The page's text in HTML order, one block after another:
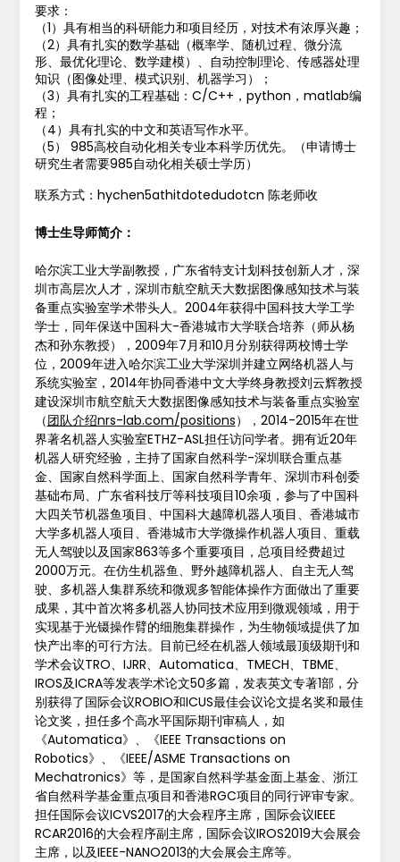
要求：
（1）具有相当的科研能力和项目经历，对技术有浓厚兴趣；
（2）具有扎实的数学基础（概率学、随机过程、微分流
形、最优化理论、数学建模）、自动控制理论、传感器处理
知识（图像处理、模式识别、机器学习）；
（3）具有扎实的工程基础：C/C++，python，matlab编
程；
（4）具有扎实的中文和英语写作水平。
（5） 985高校自动化相关专业本科学历优先。（申请博士
研究生者需要985自动化相关硕士学历）
联系方式：hychen5athitdotedudotcn 陈老师收
博士生导师简介：
哈尔滨工业大学副教授，广东省特支计划科技创新人才，深
圳市高层次人才，深圳市航空航天大数据图像感知技术与装
备重点实验室学术带头人。2004年获得中国科技大学工学
学士，同年保送中国科大-香港城市大学联合培养（师从杨
杰和孙东教授），2009年7月和10月分别获得两校博士学
位，2009年进入哈尔滨工业大学深圳并建立网络机器人与
系统实验室，2014年协同香港中文大学终身教授刘云辉教授
建设深圳市航空航天大数据图像感知技术与装备重点实验室
（团队介绍nrs-lab.com/positions），2014-2015年在世
界著名机器人实验室ETHZ-ASL担任访问学者。拥有近20年
机器人研究经验，主持了国家自然科学-深圳联合重点基
金、国家自然科学面上、国家自然科学青年、深圳市科创委
基础布局、广东省科技厅等科技项目10余项，参与了中国科
大四关节机器鱼项目、中国科大越障机器人项目、香港城市
大学多机器人项目、香港城市大学微操作机器人项目、重载
无人驾驶以及国家863等多个重要项目，总项目经费超过
2000万元。在仿生机器鱼、野外越障机器人、自主无人驾
驶、多机器人集群系统和微观多智能体操作方面做出了重要
成果，其中首次将多机器人协同技术应用到微观领域，用于
实现基于光镊操作臂的细胞集群操作，为生物领域提供了加
快产出率的可行方法。目前已经在机器人领域最顶级期刊和
学术会议TRO、IJRR、Automatica、TMECH、TBME、
IROS及ICRA等发表学术论文50多篇，发表英文专著1部，分
别获得了国际会议ROBIO和ICUS最佳会议论文提名奖和最佳
论文奖，担任多个高水平国际期刊审稿人，如
《Automatica》、《IEEE Transactions on
Robotics》、《IEEE/ASME Transactions on
Mechatronics》等，是国家自然科学基金面上基金、浙江
省自然科学基金重点项目和香港RGC项目的同行评审专家。
担任国际会议ICVS2017的大会程序主席，国际会议IEEE
RCAR2016的大会程序副主席，国际会议IROS2019大会展会
主席，以及IEEE-NANO2013的大会展会主席等。